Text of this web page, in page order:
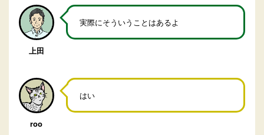
上田
実際にそういうことはあるよ
roo
はい